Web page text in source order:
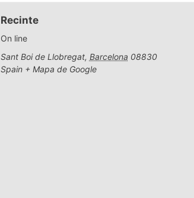
Recinte
On line
Sant Boi de Llobregat, Barcelona 08830
Spain + Mapa de Google